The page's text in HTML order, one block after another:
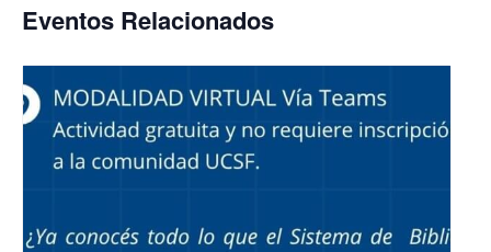
Eventos Relacionados